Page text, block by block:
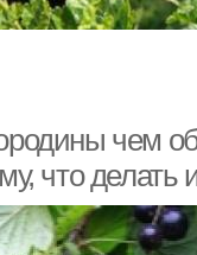
чем
что делать